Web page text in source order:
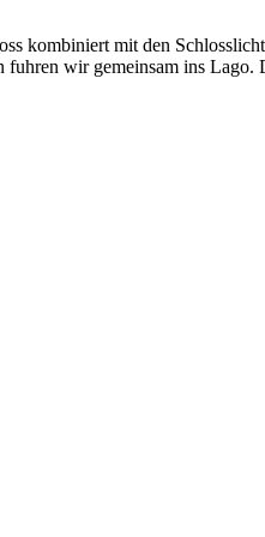
kombiniert mit den
wir gemeinsam ins